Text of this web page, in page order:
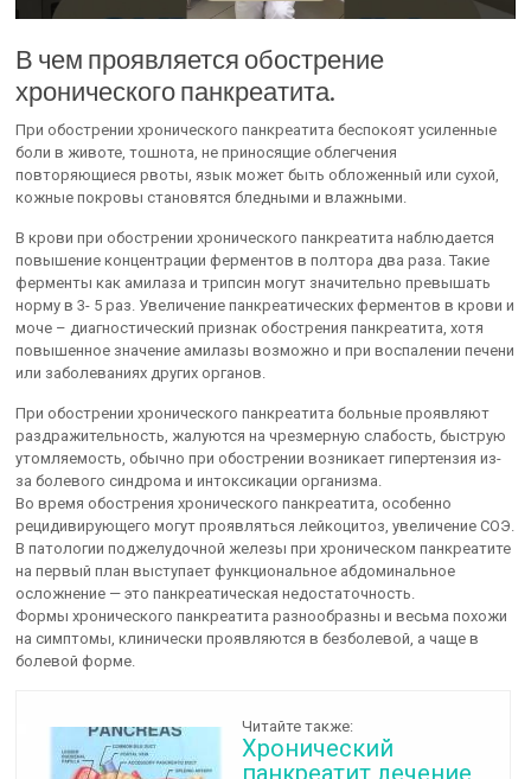
В чем проявляется обострение
хронического панкреатита.
При обострении хронического панкреатита беспокоят усиленные
боли в животе, тошнота, не приносящие облегчения
повторяющиеся рвоты, язык может быть обложенный или сухой,
кожные покровы становятся бледными и влажными.
В крови при обострении хронического панкреатита наблюдается
повышение концентрации ферментов в полтора два раза. Такие
ферменты как амилаза и трипсин могут значительно превышать
норму в 3- 5 раз. Увеличение панкреатических ферментов в крови и
моче – диагностический признак обострения панкреатита, хотя
повышенное значение амилазы возможно и при воспалении печени
или заболеваниях других органов.
При обострении хронического панкреатита больные проявляют
раздражительность, жалуются на чрезмерную слабость, быструю
утомляемость, обычно при обострении возникает гипертензия из-
за болевого синдрома и интоксикации организма.
Во время обострения хронического панкреатита, особенно
рецидивирующего могут проявляться лейкоцитоз, увеличение СОЭ.
В патологии поджелудочной железы при хроническом панкреатите
на первый план выступает функциональное абдоминальное
осложнение — это панкреатическая недостаточность.
Формы хронического панкреатита разнообразны и весьма похожи
на симптомы, клинически проявляются в безболевой, а чаще в
болевой форме.
Читайте также:
Хронический
панкреатит лечение